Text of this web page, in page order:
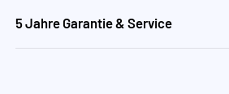
5 Jahre Garantie & Service